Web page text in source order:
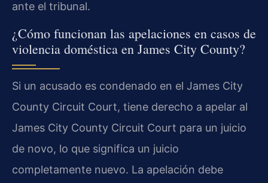
ante el tribunal.
¿Cómo funcionan las apelaciones en casos de
violencia doméstica en James City County?
Si un acusado es condenado en el James City
County Circuit Court, tiene derecho a apelar al
James City County Circuit Court para un juicio
de novo, lo que significa un juicio
completamente nuevo. La apelación debe